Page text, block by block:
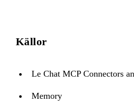
Källor
Le Chat MCP Connectors
Memory